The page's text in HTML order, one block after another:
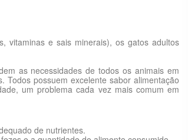
vitaminas e sais minerais), os gatos adultos
as necessidades de todos os animais em
possuem excelente sabor alimentação
um problema cada vez mais comum em
de nutrientes.